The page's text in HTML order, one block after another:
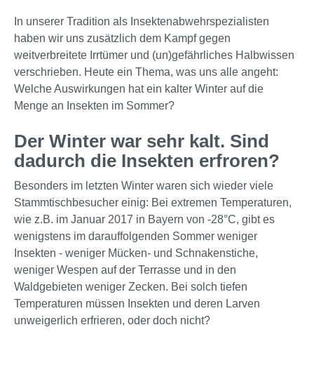
In unserer Tradition als Insektenabwehrspezialisten
haben wir uns zusätzlich dem Kampf gegen
weitverbreitete Irrtümer und (un)gefährliches Halbwissen
verschrieben. Heute ein Thema, was uns alle angeht:
Welche Auswirkungen hat ein kalter Winter auf die
Menge an Insekten im Sommer?
Der Winter war sehr kalt. Sind
dadurch die Insekten erfroren?
Besonders im letzten Winter waren sich wieder viele
Stammtischbesucher einig: Bei extremen Temperaturen,
wie z.B. im Januar 2017 in Bayern von -28°C, gibt es
wenigstens im darauffolgenden Sommer weniger
Insekten - weniger Mücken- und Schnakenstiche,
weniger Wespen auf der Terrasse und in den
Waldgebieten weniger Zecken. Bei solch tiefen
Temperaturen müssen Insekten und deren Larven
unweigerlich erfrieren, oder doch nicht?